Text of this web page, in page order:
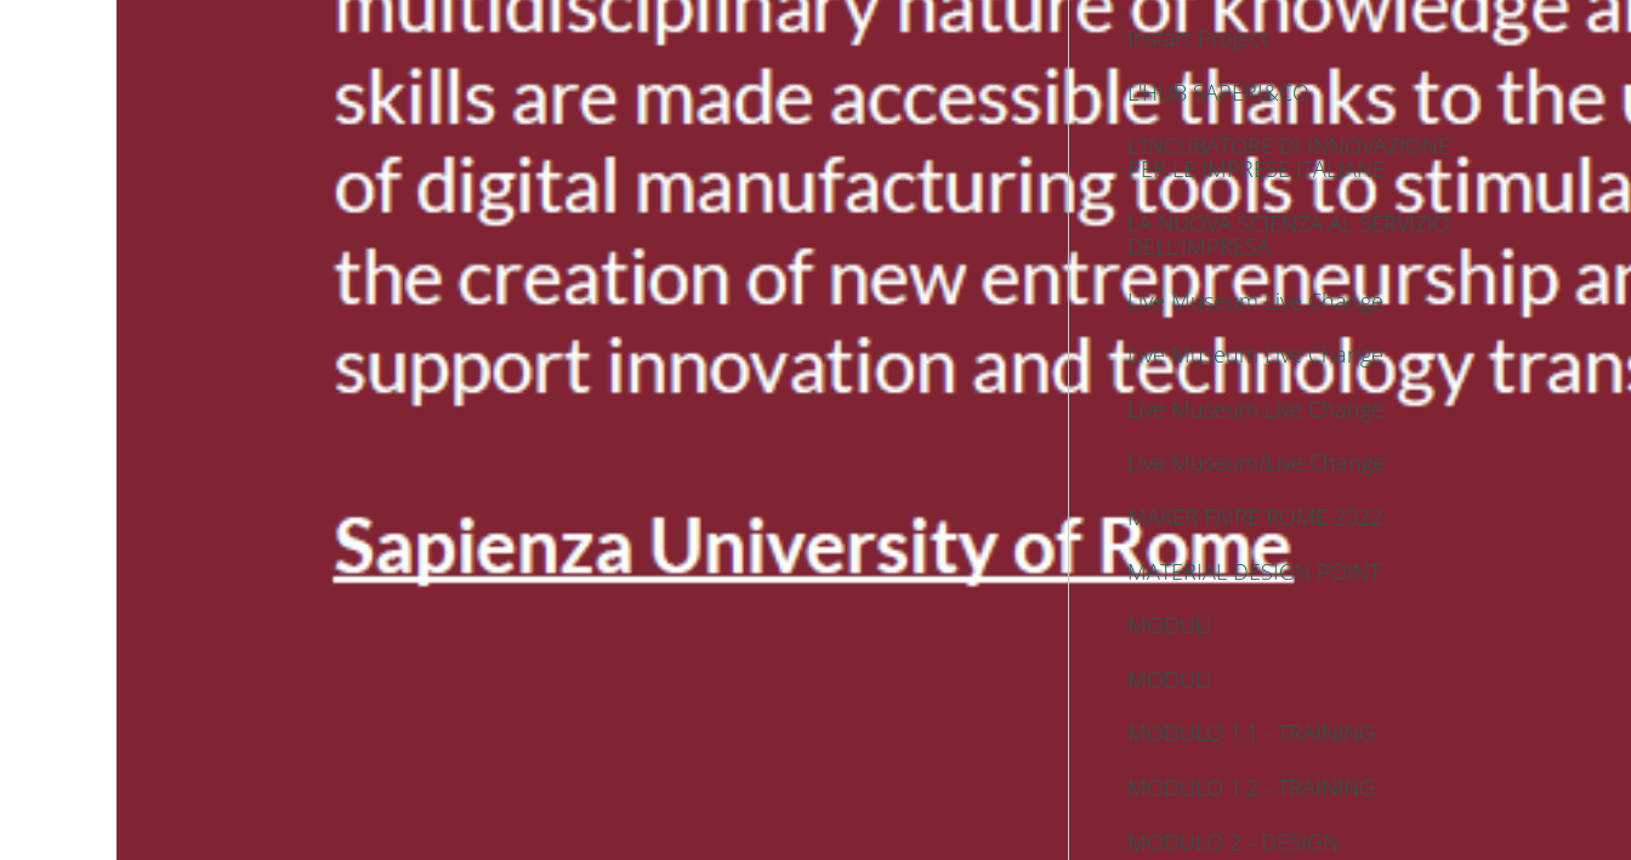
Instart Project
L'HUB SAPERI&CO
L'INCUBATORE DI INNOVAZIONE
PER LE IMPRESE ITALIANE
LA NUOVA SCIENZA AL SERVIZIO
DELL'IMPRESA
Live Museum Live Change
Live Museum Live Change
Live Museum Live Change
Live Museum/Live Change
MAKER FAIRE ROME 2022
MATERIAL DESIGN POINT
MODULI
MODULI
MODULO 1.1 - TRAINING
MODULO 1.2 - TRAINING
MODULO 2 - DESIGN